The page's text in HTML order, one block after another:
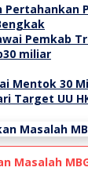
Mentok 30
Target UU
Masalah